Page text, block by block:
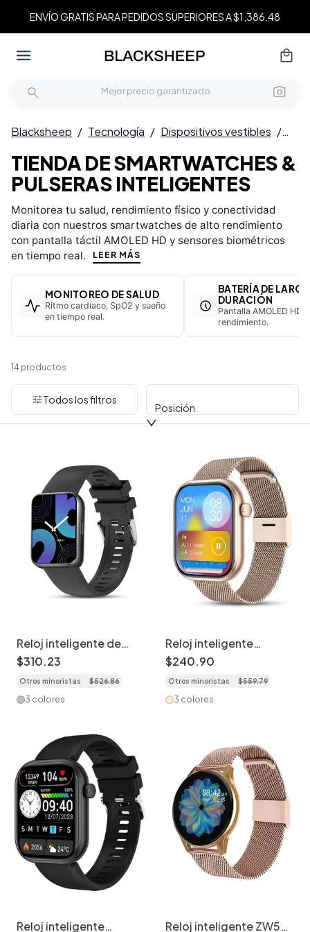
ENVÍO GRATIS PARA PEDIDOS SUPERIORES A $1,386.48
Blacksheep / Tecnología / Dispositivos vestibles /
TIENDA DE SMARTWATCHES &
PULSERAS INTELIGENTES
Monitorea tu salud, rendimiento físico y conectividad
diaria con nuestros smartwatches de alto rendimiento
con pantalla táctil AMOLED HD y sensores biométricos
en tiempo real.
LEER MÁS
MONITOREO DE SALUD
Ritmo cardíaco, SpO2 y sueño
en tiempo real.
BATERÍA DE LARGA
DURACIÓN
Pantalla AMOLED HD
rendimiento.
Relojes inteligentes
14 productos
Todos los filtros
Posición
Reloj inteligente de
seguimiento de
actividad física VS13
con pantalla cuadrada
de 1,75 pulgadas.
$310.23
Otros minoristas $526.86
3 colores
Reloj inteligente
deportivo CT2 Fashion
con pantalla HD y
monitor de salud -
Acero inoxidable +
$240.90
Otros minoristas $559.79
3 colores
Reloj inteligente Reloj inteligente ZW59